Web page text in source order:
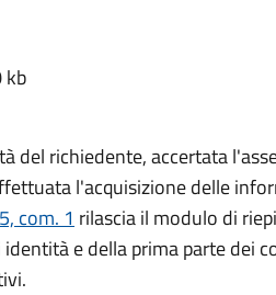
kb
del richiedente, accertata
l'acquisizione delle
com. 1 rilascia il modulo di
e della prima parte dei